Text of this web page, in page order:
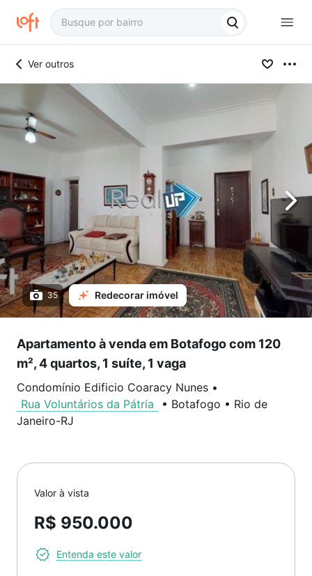
Ver outros
35 Redecorar imóvel
Apartamento à venda em Botafogo com 120
m², 4 quartos, 1 suíte, 1 vaga
Condomínio Edificio Coaracy Nunes •
Rua Voluntários da Pátria
• Botafogo • Rio de
Janeiro-RJ
Valor à vista
R$ 950.000
Entenda este valor